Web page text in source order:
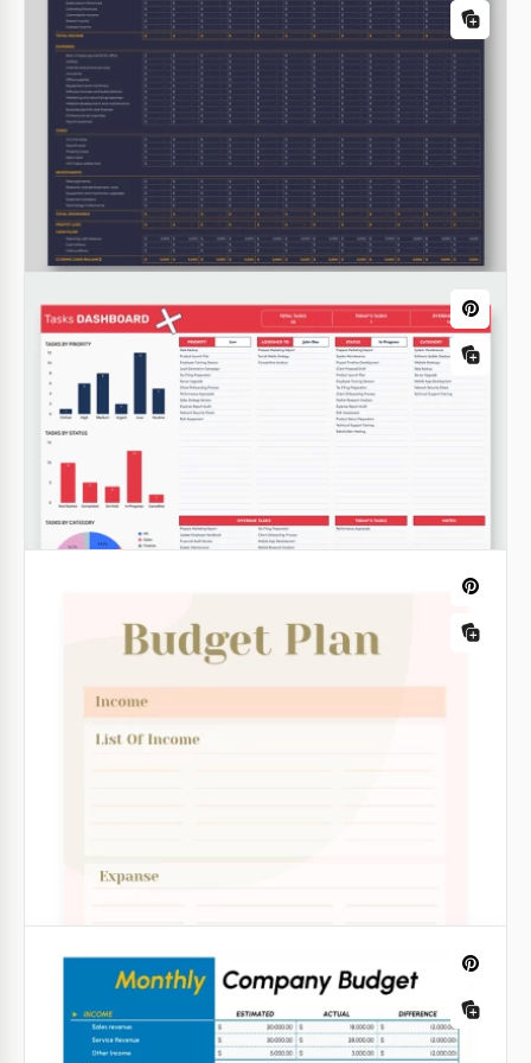
Asegúrate de que tu presupuesto de marketing esté
bajo una fuerte regulación. ¡Utiliza nuestra Plantilla
de Presupuesto de Marketing Mensual de forma
gratuita y maneja esta tarea fácilmente!
Google Sheets
Presupuesto de la empresa emergente
Descubre nuestra Plantilla de Presupuesto de
Empresa Startup, ¡y no necesitarás herramientas
financieras adicionales para tu negocio!